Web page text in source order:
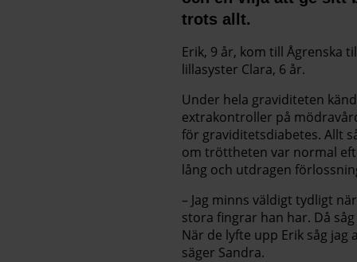
trots allt.
Erik, 9 år, kom till Ågrenska
lillasyster Clara, 6 år.
Under hela graviditeten
extrakontroller på
för graviditetsdiabetes. Allt
om tröttheten var normal
lång och utdragen
– Jag minns väldigt tydligt
stora fingrar han har. Då
När de lyfte upp Erik såg
säger Sandra.